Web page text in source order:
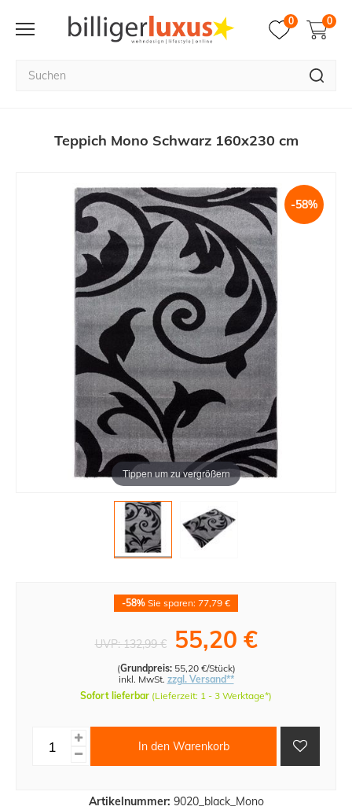
0 0
Teppich Mono Schwarz 160x230 cm
Tippen um zu vergrößern
-58%
Artikelnummer: 9020_black_Mono
-58% Sie sparen: 77,79 €
UVP:132,99 € 55,20 €
(Grundpreis: 55,20 €/Stück)
inkl. MwSt. zzgl. Versand**
Sofort lieferbar (Lieferzeit: 1 - 3 Werktage*)
In den Warenkorb